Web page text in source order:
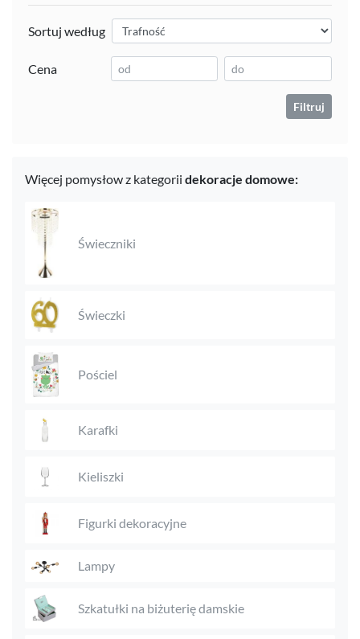
Sortuj według
Cena
Filtruj
Więcej pomysłow z kategorii dekoracje domowe:
Świeczniki
Świeczki
Pościel
Karafki
Kieliszki
Figurki dekoracyjne
Lampy
Szkatułki na biżuterię damskie